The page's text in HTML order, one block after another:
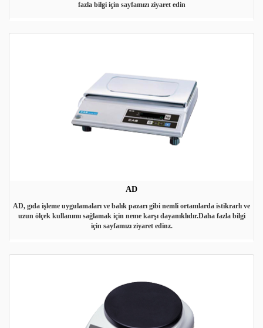
fazla bilgi için sayfamızı ziyaret edin
AD
AD, gıda işleme uygulamaları ve balık pazarı gibi nemli ortamlarda istikrarlı ve
uzun ölçek kullanımı sağlamak için neme karşı dayanıklıdır.Daha fazla bilgi
için sayfamızı ziyaret edinz.